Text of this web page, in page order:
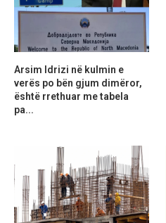
Arsim Idrizi në kulmin e
verës po bën gjum dimëror,
është rrethuar me tabela
pa...